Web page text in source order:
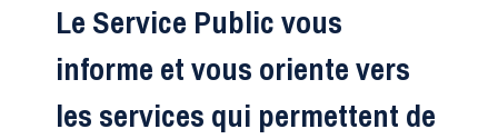
Le Service Public vous
informe et vous oriente vers
les services qui permettent de